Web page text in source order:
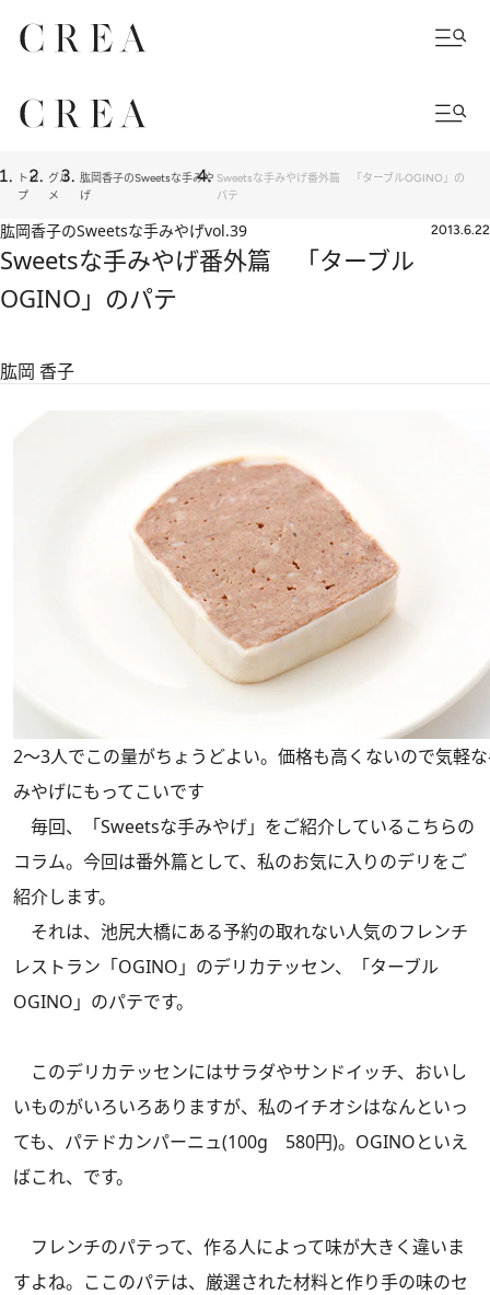
トッ
プ
グル
メ
肱岡香子のSweetsな手みや
げ
Sweetsな手みやげ番外篇 「ターブルOGINO」の
パテ
肱岡香子のSweetsな手みやげvol.39 2013.6.22
Sweetsな手みやげ番外篇 「ターブル
OGINO」のパテ
肱岡 香子
2～3人でこの量がちょうどよい。価格も高くないので気軽
みやげにもってこいです
毎回、「Sweetsな手みやげ」をご紹介しているこちらの
コラム。今回は番外篇として、私のお気に入りのデリをご
紹介します。
それは、池尻大橋にある予約の取れない人気のフレンチ
レストラン「OGINO」のデリカテッセン、「ターブル
OGINO」のパテです。
このデリカテッセンにはサラダやサンドイッチ、おいし
いものがいろいろありますが、私のイチオシはなんといっ
ても、パテドカンパーニュ(100g 580円)。OGINOといえ
ばこれ、です。
フレンチのパテって、作る人によって味が大きく違いま
すよね。ここのパテは、厳選された材料と作り手の味のセ